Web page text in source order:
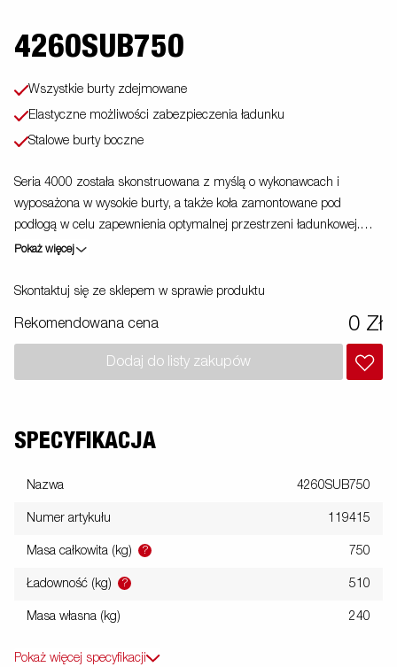
4260SUB750
Wszystkie burty zdejmowane
Elastyczne możliwości zabezpieczenia ładunku
Stalowe burty boczne
Seria 4000 została skonstruowana z myślą o wykonawcach i
wyposażona w wysokie burty, a także koła zamontowane pod
podłogą w celu zapewnienia optymalnej przestrzeni ładunkowej.
Uchwyty mocujące na stalowym profilu dają możliwość łatwego
wysokiej jakości stali zwiększają możliwości przyczepy. Dostępna
mogą przedstawiać opcjonalne elementy wyposażenia.
Pokaż więcej
Skontaktuj się ze sklepem w sprawie produktu
Rekomendowana cena 0 Zł
Dodaj do listy zakupów
SPECYFIKACJA
Nazwa 4260SUB750
Numer artykułu 119415
Masa całkowita (kg) ? 750
Ładowność (kg) ? 510
Masa własna (kg) 240
Pokaż więcej specyfikacji